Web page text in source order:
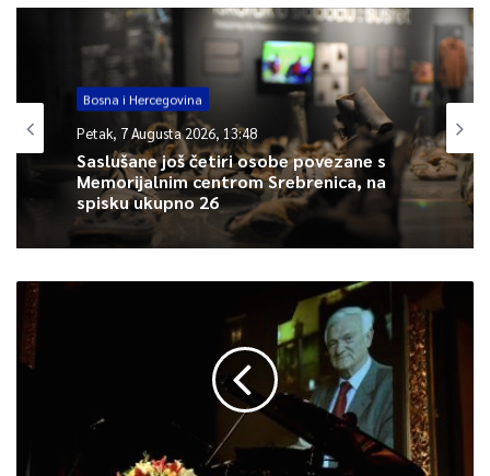
U odgovoru Vlade FBiH, koji je zaprimilo Ministarstvo privrede
KS, stoji da se Vlada FBiH na sjednici održanoj 25. marta 2021.
godine izjasnila da ne prihvata inicijativu.
U obrazloženju se navodi da od 1. januara 2009. godine, kada je
stupio na snagu Zakon o porezu na dohodak, u FBiH je u
primjeni bruto sistem oporezivanja.
isplaćuje im se plaća koja je osnov za obračun doprinosa, onda
je Zakonom propisan način utvrđivanja osnovice za obračun
doprinosa obrtnika, a ministar finansija krajem tekuće za
narednu godinu propisuje mjesečne osnovice za obračun
doprinosa, i to na bazi prosjeka bruto plaća isplaćenih u FBiH
za prvih devet mjeseci prethodne godine – navedeno je u
obrazloženju Vlade FBiH.
Bosna i Hercegovina
Petak, 7 Augusta 2026, 13:48
Saslušane još četiri osobe povezane s
Memorijalnim centrom Srebrenica, na
spisku ukupno 26